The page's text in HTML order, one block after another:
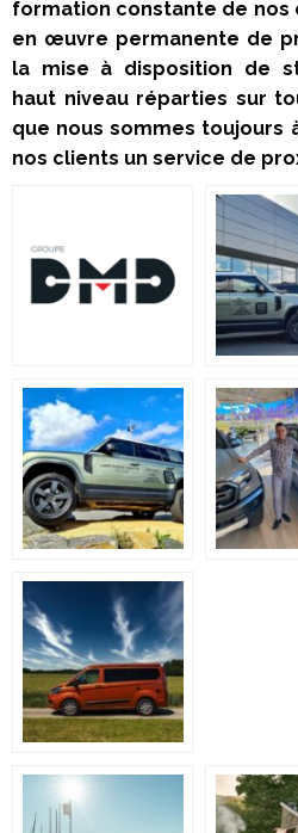
formation constante de nos
en œuvre permanente de
la mise à disposition de
haut niveau réparties sur
que nous sommes toujours
nos clients un service de